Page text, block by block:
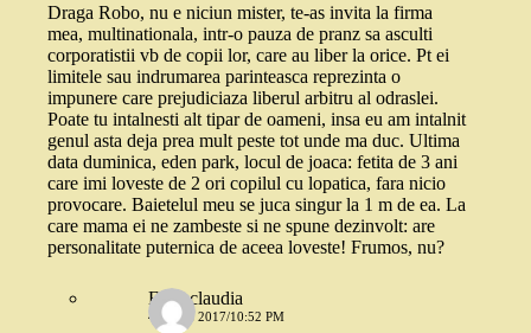
Draga Robo, nu e niciun mister, te-as invita la firma
mea, multinationala, intr-o pauza de pranz sa asculti
corporatistii vb de copii lor, care au liber la orice. Pt ei
limitele sau indrumarea parinteasca reprezinta o
impunere care prejudiciaza liberul arbitru al odraslei.
Poate tu intalnesti alt tipar de oameni, insa eu am intalnit
genul asta deja prea mult peste tot unde ma duc. Ultima
data duminica, eden park, locul de joaca: fetita de 3 ani
care imi loveste de 2 ori copilul cu lopatica, fara nicio
provocare. Baietelul meu se juca singur la 1 m de ea. La
care mama ei ne zambeste si ne spune dezinvolt: are
personalitate puternica de aceea loveste! Frumos, nu?
Elisa claudia
4 IULIE 2017/10:52 PM